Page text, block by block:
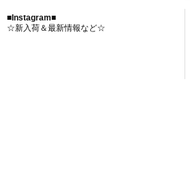
■Instagram■
☆新入荷＆最新情報など☆